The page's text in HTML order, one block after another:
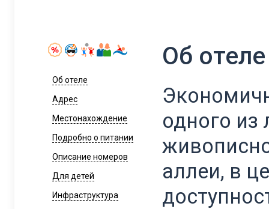
Об отеле
Адрес
Местонахождение
Подробно о питании
Описание номеров
Для детей
Инфраструктура
Об отеле
одного
аллеи, в